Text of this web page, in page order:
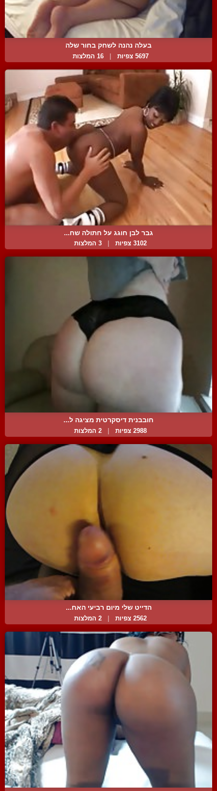
בעלה נהנה לשחק בחור שלה
5697 צפיות | 16 המלצות
גבר לבן חוגג על חתולה שח...
3102 צפיות 3 המלצות
חובבנית דיסקרטית מציגה ל...
2988 צפיות 2 המלצות
הדייט שלי מיום רביעי האח...
2562 צפיות | 2 המלצות